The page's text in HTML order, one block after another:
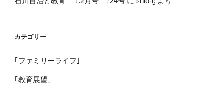
カテゴリー
｢ファミリーライフ｣
｢教育展望」